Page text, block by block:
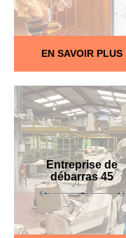
EN SAVOIR PLUS
Entreprise de
débarras 45